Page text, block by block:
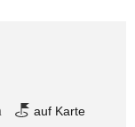
auf Karte